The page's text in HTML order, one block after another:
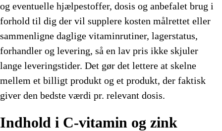
og eventuelle hjælpestoffer, dosis og anbefalet brug i
forhold til dig der vil supplere kosten målrettet eller
sammenligne daglige vitaminrutiner, lagerstatus,
forhandler og levering, så en lav pris ikke skjuler
lange leveringstider. Det gør det lettere at skelne
mellem et billigt produkt og et produkt, der faktisk
giver den bedste værdi pr. relevant dosis.
Indhold i C-vitamin og zink